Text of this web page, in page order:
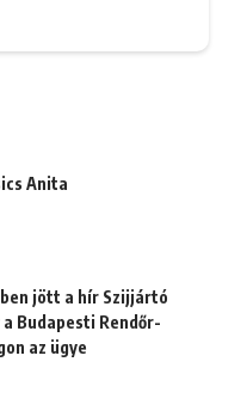
Anita
jött a hír Szijjártó
Budapesti Rendőr-
az ügye